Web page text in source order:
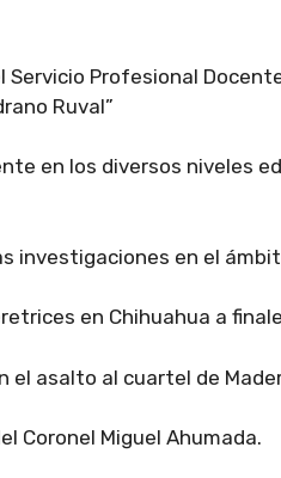
Servicio Profesional
Ruval”
en los diversos niveles
investigaciones en el
en Chihuahua a
al cuartel de
Miguel Ahumada.